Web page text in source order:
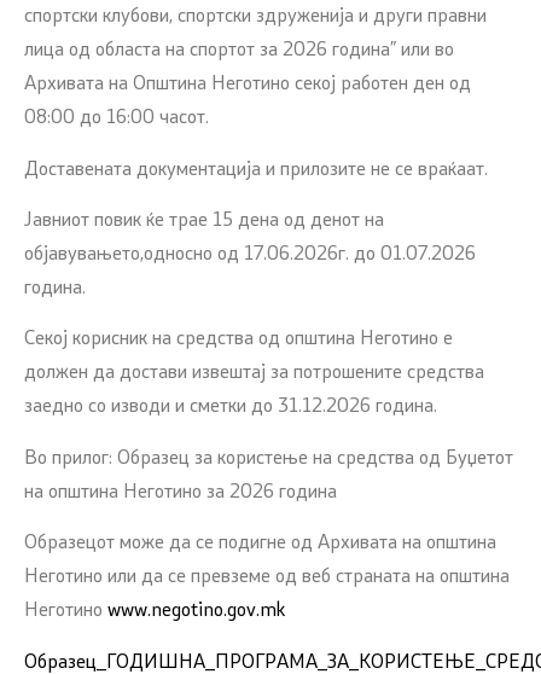
спортски клубови, спортски здруженија и други правни
лица од областа на спортот за 2026 година” или во
Архивата на Општина Неготино секој работен ден од
08:00 до 16:00 часот.
Доставената документација и прилозите не се враќаат.
Јавниот повик ќе трае 15 дена од денот на
објавувањето,односно од 17.06.2026г. до 01.07.2026
година.
Секој корисник на средства од општина Неготино е
должен да достави извештај за потрошените средства
заедно со изводи и сметки до 31.12.2026 година.
Во прилог: Образец за користење на средства од Буџетот
на општина Неготино за 2026 година
Образецот може да се подигне од Архивата на општина
Неготино или да се превземе од веб страната на општина
Неготино www.negotino.gov.mk